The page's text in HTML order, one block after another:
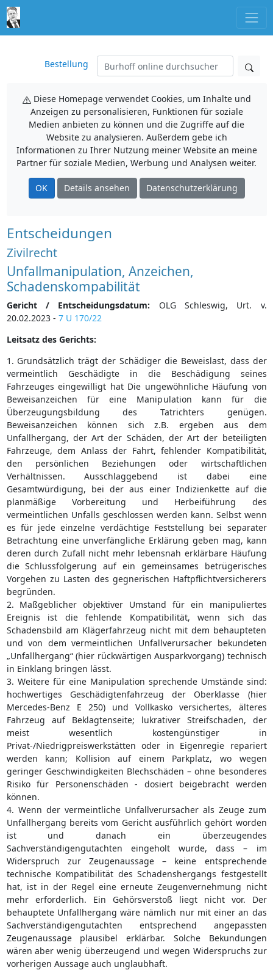
Bestellung
Diese Homepage verwendet Cookies, um Inhalte und
Anzeigen zu personalisieren, Funktionen für soziale
Medien anbieten zu können und die Zugriffe auf die
Website zu analysieren. Außerdem gebe ich
Informationen zu Ihrer Nutzung meiner Website an meine
Partner für soziale Medien, Werbung und Analysen weiter.
OK Details ansehen Datenschutzerklärung
Entscheidungen
Zivilrecht
Unfallmanipulation, Anzeichen,
Schadenskompabilität
Gericht / Entscheidungsdatum: OLG Schleswig, Urt. v.
20.02.2023 - 7 U 170/22
Leitsatz des Gerichts:
1. Grundsätzlich trägt der Schädiger die Beweislast, dass der
vermeintlich Geschädigte in die Beschädigung seines
Fahrzeuges eingewilligt hat Die ungewöhnliche Häufung von
Beweisanzeichen für eine Manipulation kann für die
Überzeugungsbildung des Tatrichters genügen.
Beweisanzeichen können sich z.B. ergeben aus dem
Unfallhergang, der Art der Schäden, der Art der beteiligten
Fahrzeuge, dem Anlass der Fahrt, fehlender Kompatibilität,
den persönlichen Beziehungen oder wirtschaftlichen
Verhältnissen. Ausschlaggebend ist dabei eine
Gesamtwürdigung, bei der aus einer Indizienkette auf die
planmäßige Vorbereitung und Herbeiführung des
vermeintlichen Unfalls geschlossen werden kann. Selbst wenn
es für jede einzelne verdächtige Feststellung bei separater
Betrachtung eine unverfängliche Erklärung geben mag, kann
deren durch Zufall nicht mehr lebensnah erklärbare Häufung
die Schlussfolgerung auf ein gemeinsames betrügerisches
Vorgehen zu Lasten des gegnerischen Haftpflichtversicherers
begründen.
2. Maßgeblicher objektiver Umstand für ein manipuliertes
Ereignis ist die fehlende Kompatibilität, wenn sich das
Schadensbild am Klägerfahrzeug nicht mit dem behaupteten
und von dem vermeintlichen Unfallverursacher bekundeten
„Unfallhergang“ (hier rückwärtigen Ausparkvorgang) technisch
in Einklang bringen lässt.
3. Weitere für eine Manipulation sprechende Umstände sind:
hochwertiges Geschädigtenfahrzeug der Oberklasse (hier
Mercedes-Benz E 250) und Vollkasko versichertes, älteres
Fahrzeug auf Beklagtenseite; lukrativer Streifschaden, der
meist wesentlich kostengünstiger in
Privat-/Niedrigpreiswerkstätten oder in Eigenregie repariert
werden kann; Kollision auf einem Parkplatz, wo wegen
geringer Geschwindigkeiten Blechschäden – ohne besonderes
Risiko für Personenschäden - dosiert beigebracht werden
können.
4. Wenn der vermeintliche Unfallverursacher als Zeuge zum
Unfallhergang bereits vom Gericht ausführlich gehört worden
ist und danach ein überzeugendes
Sachverständigengutachten eingeholt wurde, dass – im
Widerspruch zur Zeugenaussage – keine entsprechende
technische Kompatibilität des Schadenshergangs festgestellt
hat, ist in der Regel eine erneute Zeugenvernehmung nicht
mehr erforderlich. Ein Gehörsverstoß liegt nicht vor. Der
behauptete Unfallhergang wäre nämlich nur mit einer an das
Sachverständigengutachten entsprechend angepassten
Zeugenaussage plausibel erklärbar. Solche Bekundungen
wären aber wenig überzeugend und wegen Widerspruchs zur
vorherigen Aussage auch unglaubhaft.